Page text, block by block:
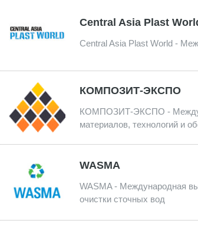
Central Asia Plast
Central Asia Plast World -
КОМПОЗИТ-ЭКСПО
КОМПОЗИТ-ЭКСПО -
материалов, технологий и
WASMA
WASMA - Международная
очистки сточных вод